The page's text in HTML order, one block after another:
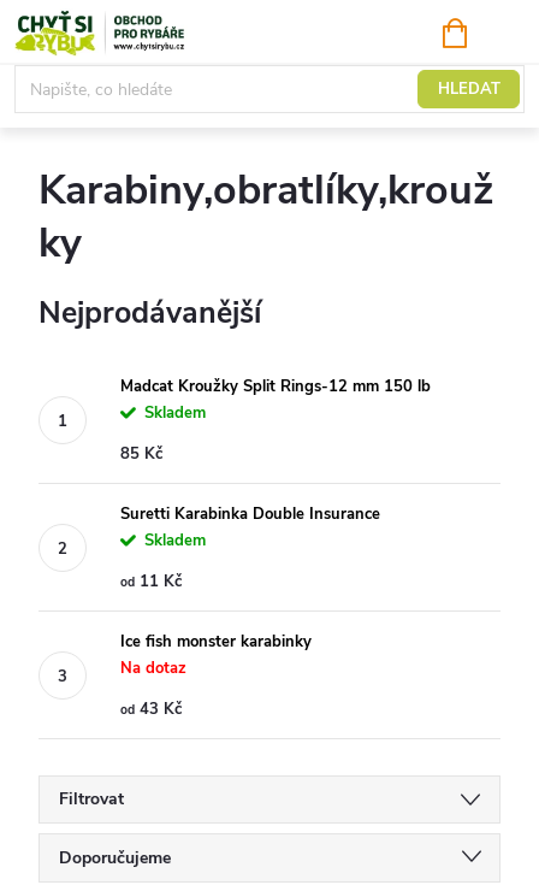
Přejít
na
obsah
HLEDAT
KOŠÍK
Mořský program
Karabiny,obratlíky,krouž
ky
Nejprodávanější
Madcat Kroužky Split Rings-12 mm 150 lb
Skladem
85 Kč
Suretti Karabinka Double Insurance
Skladem
od 11 Kč
Ice fish monster karabinky
Na dotaz
od 43 Kč
Filtrovat
Doporučujeme